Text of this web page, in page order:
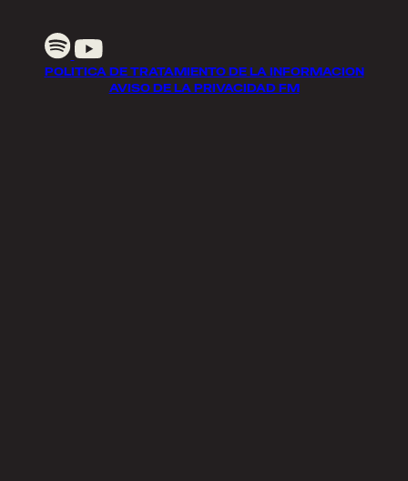
POLITICA DE TRATAMIENTO DE LA INFORMACION
AVISO DE LA PRIVACIDAD FM